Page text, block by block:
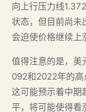
向上行压力线
状态，但目前尚未
会迫使价格继续上
值得注意的是，美
092和2022年的高
这可能预示着中期
平，将可能使得看